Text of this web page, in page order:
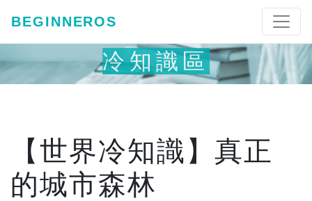
BEGINNEROS
冷知識區
【世界冷知識】真正
的城市森林